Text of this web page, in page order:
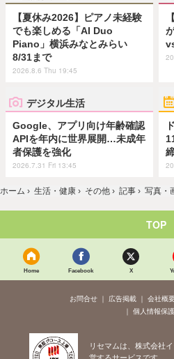
【夏休み2026】ピアノ未経験
でも楽しめる「AI Duo
Piano」横浜みなとみらい
8/31まで
2026.8.6 Thu 19:45
デジタル生活
Google、アプリ向け年齢確認
APIを年内に世界展開…未成年
者保護を強化
2026.7.31 Fri 13:45
ホーム › 生活・健康 › その他 › 記事 › 写真・
TOP
Home Facebook X
お問合せ 広告掲載 会社概
個人情報保
リセマムは、株式会社